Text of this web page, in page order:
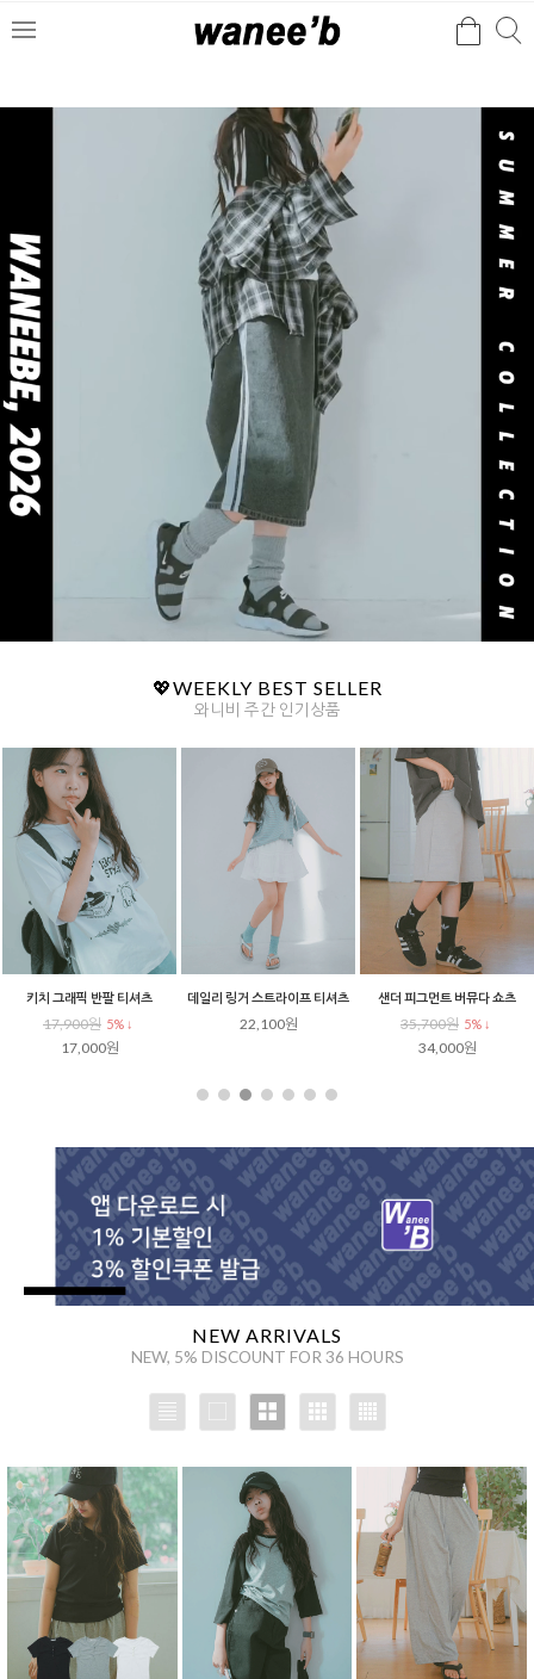
통해
메
검
💖WEEKLY BEST SELLER
와니비 주간 인기상품
골지 헨리넥 반팔티셔츠
21,400원 5% ↓
20,400원
배색 스트라이프 레귤러핏 반팔
17,900원 5% ↓
시그널 스트라이프 오버핏 티셔츠
17,900원 5% ↓
17,000원
NEW ARRIVALS
NEW, 5% DISCOUNT FOR 36 HOURS